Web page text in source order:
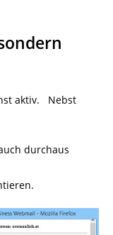
aktiv. Nebst
durchaus